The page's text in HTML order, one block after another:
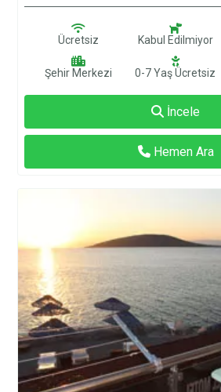
Ücretsiz Kabul Edilmiyor
Şehir Merkezi 0-7 Yaş Ücretsiz
İncele
Hemen Ara